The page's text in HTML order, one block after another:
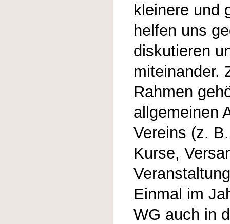
kleinere und
helfen uns
diskutieren
miteinander.
Rahmen
allgemeinen
Vereins (z.
Kurse,
Einmal im
WG auch in